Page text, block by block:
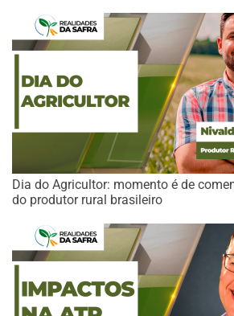
Dia do Agricultor: momento é de
do produtor rural brasileiro